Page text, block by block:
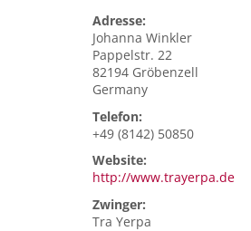
Adresse:
Johanna Winkler
Pappelstr. 22
82194 Gröbenzell
Germany
Telefon:
+49 (8142) 50850
Website:
http://www.trayerpa.de
Zwinger:
Tra Yerpa